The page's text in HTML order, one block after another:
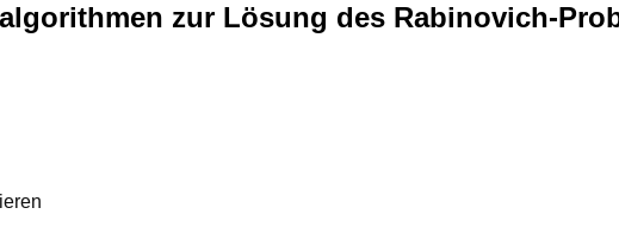
zur Lösung des Rabinovich-